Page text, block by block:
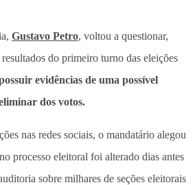
Gustavo Petro, voltou a questionar,
do primeiro turno das eleições
evidências de uma possível
dos votos.
nas redes sociais, o mandatário alegou
processo eleitoral foi alterado dias antes
sobre milhares de seções eleitorais